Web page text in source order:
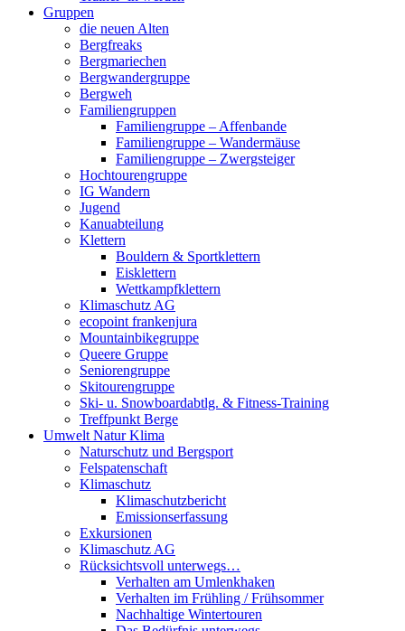
Gruppen
die neuen Alten
Bergfreaks
Bergmariechen
Bergwandergruppe
Bergweh
Familiengruppen
Familiengruppe – Affenbande
Familiengruppe – Wandermäuse
Familiengruppe – Zwergsteiger
Hochtourengruppe
IG Wandern
Jugend
Kanuabteilung
Klettern
Bouldern & Sportklettern
Eisklettern
Wettkampfklettern
Klimaschutz AG
ecopoint frankenjura
Mountainbikegruppe
Queere Gruppe
Seniorengruppe
Skitourengruppe
Ski- u. Snowboardabtlg. & Fitness-Training
Treffpunkt Berge
Umwelt Natur Klima
Naturschutz und Bergsport
Felspatenschaft
Klimaschutz
Klimaschutzbericht
Emissionserfassung
Exkursionen
Klimaschutz AG
Rücksichtsvoll unterwegs…
Verhalten am Umlenkhaken
Verhalten im Frühling / Frühsommer
Nachhaltige Wintertouren